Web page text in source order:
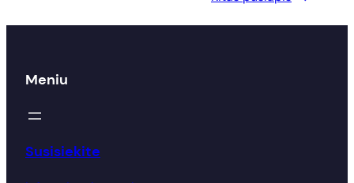
Meniu
Susisiekite